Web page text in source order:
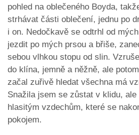
pohled na oblečeného Boyda,
strhávat části oblečení, jednu po
i on. Nedočkavě se odtrhl od
jezdit po mých prsou a břiše,
sebou vlhkou stopu od slin.
do klína, jemně a něžně, ale
začal zuřivě hledat všechna má
Snažila jsem se zůstat v klidu, ale
hlasitým vzdechům, které se
pokojem.